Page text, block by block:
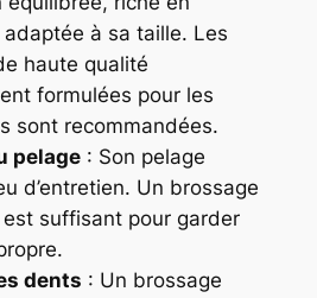
à sa taille. Les
haute qualité
formulées pour les
sont recommandées.
pelage: Son pelage
d’entretien. Un brossage
suffisant pour garder
dents : Un brossage